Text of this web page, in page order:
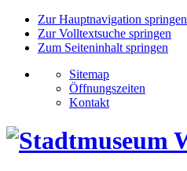
Zur Hauptnavigation springen
Zur Volltextsuche springen
Zum Seiteninhalt springen
Sitemap
Öffnungszeiten
Kontakt